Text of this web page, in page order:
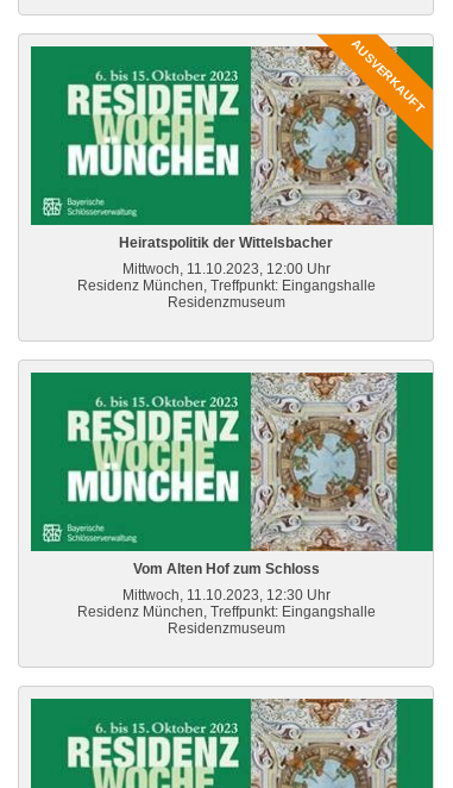
AUSVERKAUFT
Heiratspolitik der Wittelsbacher
Mittwoch, 11.10.2023, 12:00 Uhr
Residenz München, Treffpunkt: Eingangshalle
Residenzmuseum
Vom Alten Hof zum Schloss
Mittwoch, 11.10.2023, 12:30 Uhr
Residenz München, Treffpunkt: Eingangshalle
Residenzmuseum